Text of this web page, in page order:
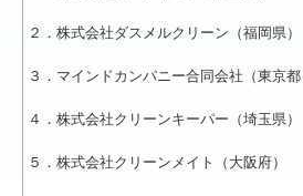
２．株式会社ダスメルクリーン（福岡県）
３．マインドカンパニー合同会社（東京都
４．株式会社クリーンキーパー（埼玉県）
５．株式会社クリーンメイト（大阪府）